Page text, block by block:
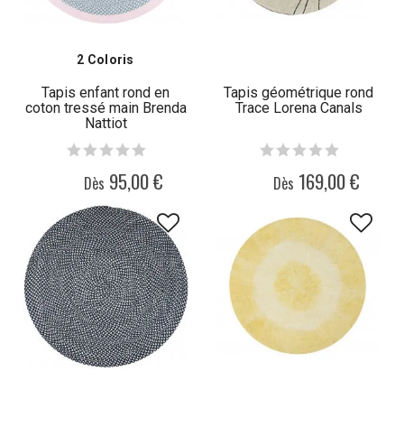
2 Coloris
Tapis enfant rond en
coton tressé main Brenda
Nattiot
Dès 95,00 €
Tapis géométrique rond
Trace Lorena Canals
Dès 169,00 €